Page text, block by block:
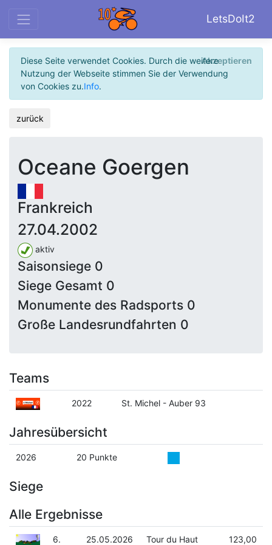
LetsDoIt2
Diese Seite verwendet Cookies. Durch die weitere
Nutzung der Webseite stimmen Sie der Verwendung
von Cookies zu.Info.
Akzeptieren
zurück
Oceane Goergen
Frankreich
27.04.2002
aktiv
Saisonsiege 0
Siege Gesamt 0
Monumente des Radsports 0
Große Landesrundfahrten 0
Teams
2022 St. Michel - Auber 93
Jahresübersicht
2026 20 Punkte
Siege
Alle Ergebnisse
6. 25.05.2026 Tour du Haut 123,00